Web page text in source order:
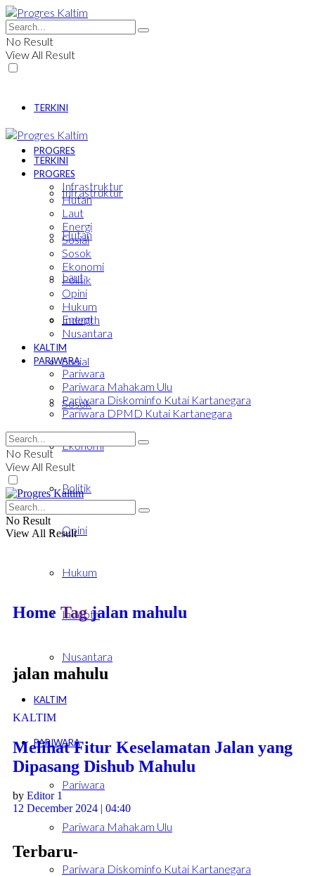
No Result
View All Result
TERKINI
PROGRES
Infrastruktur
Hutan
Laut
Energi
Sosial
Sosok
Ekonomi
Politik
Opini
Hukum
Indepth
Nusantara
KALTIM
PARIWARA
Pariwara
Pariwara Mahakam Ulu
Pariwara Diskominfo Kutai Kartanegara
TERKINI
PROGRES
Infrastruktur
Hutan
Laut
Energi
Sosial
Sosok
Ekonomi
Politik
Opini
Hukum
Indepth
Nusantara
KALTIM
PARIWARA
Pariwara
Pariwara Mahakam Ulu
Pariwara Diskominfo Kutai Kartanegara
Pariwara DPMD Kutai Kartanegara
No Result
View All Result
No Result
View All Result
Home Tag jalan mahulu
jalan mahulu
KALTIM
Melihat Fitur Keselamatan Jalan yang
Dipasang Dishub Mahulu
by Editor 1
12 December 2024 | 04:40
Terbaru-